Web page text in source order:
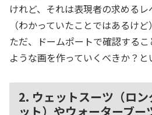
けれど、それは表現者の求める
（わかっていたことではあるけど）
ただ、ドームポートで確認する
ような画を作っていくべきか？と
2. ウェットスーツ（ロ
ット）やウォーターブー